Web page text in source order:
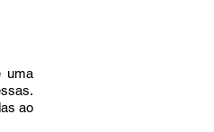
uma
ao